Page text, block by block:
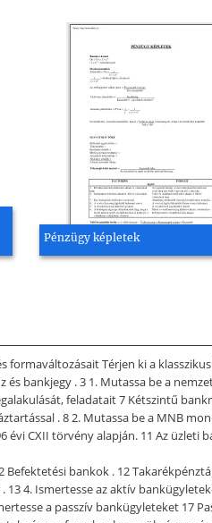
Pénzügy képletek
formaváltozásait Térjen ki a
bankjegy . 3 1. Mutassa be a
feladatait 7 Kétszintű
. 8 2. Mutassa be a MNB
évi CXII törvény alapján. 11 Az
bankok . 12
4. Ismertesse az aktív
a passzív bankügyleteket 17